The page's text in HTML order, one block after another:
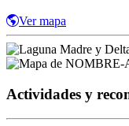
Ver mapa
Actividades y